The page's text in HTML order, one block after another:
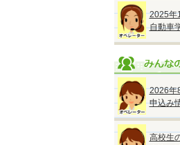
2025年
自動車
2026年
申込み
高校生